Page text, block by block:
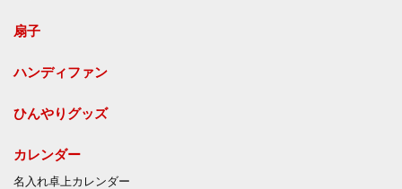
扇子
ハンディファン
ひんやりグッズ
カレンダー
名入れ卓上カレンダー